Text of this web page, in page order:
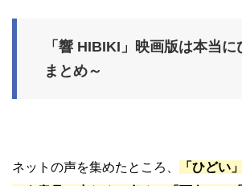
「響 HIBIKI」映画版は本当に
まとめ～
ネットの声を集めたところ、 「ひどい